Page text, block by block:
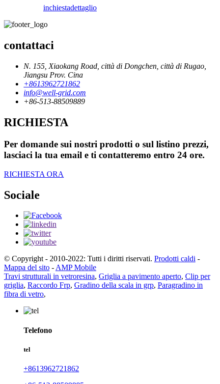
inchiestadettaglio
contattaci
N. 155, Xiaokang Road, città di Dongchen, città di Rugao,
Jiangsu Prov. Cina
+8613962721862
info@well-grid.com
+86-513-88509889
RICHIESTA
Per domande sui nostri prodotti o sul listino prezzi,
lasciaci la tua email e ti contatteremo entro 24 ore.
RICHIESTA ORA
Sociale
© Copyright - 2010-2022: Tutti i diritti riservati. Prodotti caldi -
Mappa del sito -AMP Mobile
Travi strutturali in vetroresina, Griglia a pavimento aperto, Clip per
griglia, Raccordo Frp, Gradino della scala in grp, Paragradino in
fibra di vetro,
Telefono
tel
+8613962721862